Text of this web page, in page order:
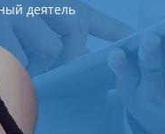
деятель